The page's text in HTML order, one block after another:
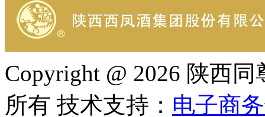
Copyright @ 2026 陕西
所有 技术支持： 电子商